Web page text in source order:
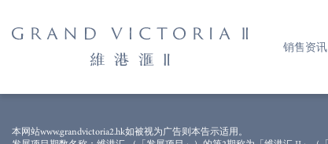
销售资讯
会有其他建成及/或未建成之建筑物及/或设施，且区内、周边环境、
本网站www.grandvictoria2.hk如被视为广告则本告示适用。